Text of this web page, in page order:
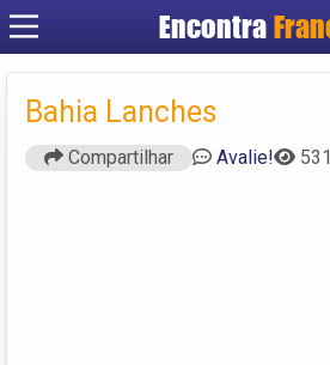
Encontra
Bahia Lanches
Compartilhar Avalie! 531